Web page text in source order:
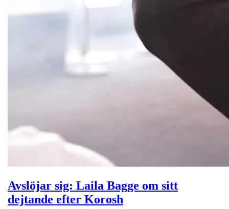
Avslöjar sig: Laila Bagge om sitt
dejtande efter Korosh